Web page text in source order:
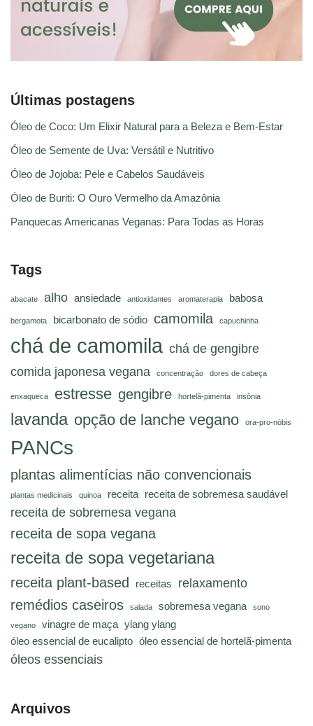
Últimas postagens
Óleo de Coco: Um Elixir Natural para a Beleza e Bem-Estar
Óleo de Semente de Uva: Versátil e Nutritivo
Óleo de Jojoba: Pele e Cabelos Saudáveis
Óleo de Buriti: O Ouro Vermelho da Amazônia
Panquecas Americanas Veganas: Para Todas as Horas
Tags
abacate alho ansiedade antioxidantes aromaterapia babosa
bergamota bicarbonato de sódio camomila capuchinha
chá de camomila chá de gengibre
comida japonesa vegana
concentração dores de cabeça
enxaqueca estresse gengibre hortelã-pimenta insônia
lavanda opção de lanche vegano ora-pro-nóbis
PANCs
plantas alimentícias não convencionais
plantas medicinais quinoa receita receita de sobremesa saudável
receita de sobremesa vegana
receita de sopa vegana
receita de sopa vegetariana
receita plant-based receitas relaxamento
remédios caseiros salada sobremesa vegana sono
vegano vinagre de maça ylang ylang
óleo essencial de eucalipto óleo essencial de hortelã-pimenta
óleos essenciais
Arquivos